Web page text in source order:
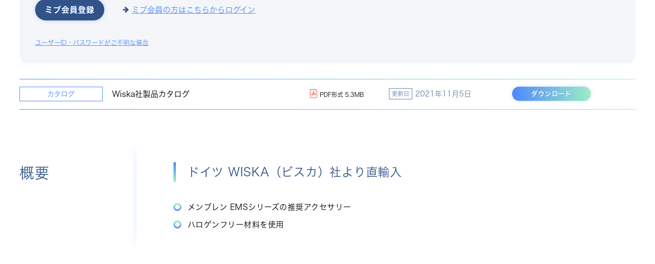
ミブ会員登録 ミブ会員の方はこちらからログイン
ユーザーID・パスワードがご不明な場合
カタログ Wiska社製品カタログ PDF形式 5.3MB 更新日 2021年11月5日 ダウンロード
概要 ドイツ WISKA（ビスカ）社より直輸入
メンブレン EMSシリーズの推奨アクセサリー
ハロゲンフリー材料を使用